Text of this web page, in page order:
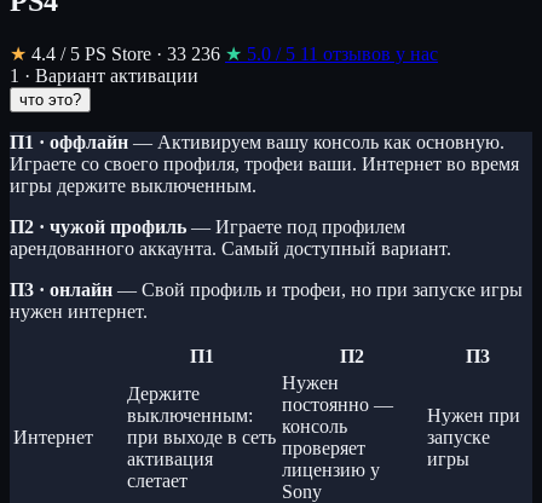
★ 4.4 / 5 PS Store · 33 236 ★ 5.0 / 5 11 отзывов у нас
1 · Вариант активации
что это?
П1 · оффлайн — Активируем вашу консоль как основную.
Играете со своего профиля, трофеи ваши. Интернет во время
игры держите выключенным.
П2 · чужой профиль — Играете под профилем
арендованного аккаунта. Самый доступный вариант.
П3 · онлайн — Свой профиль и трофеи, но при запуске игры
нужен интернет.
П1 П2 П3
Интернет
Держите
выключенным:
при выходе в сеть
активация
слетает
Нужен
постоянно —
консоль
проверяет
лицензию у
Sony
Нужен при
запуске
игры